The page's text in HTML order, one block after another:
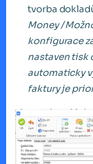
tvorba
Money /
konfigurace
nastaven tisk
automaticky
faktury je